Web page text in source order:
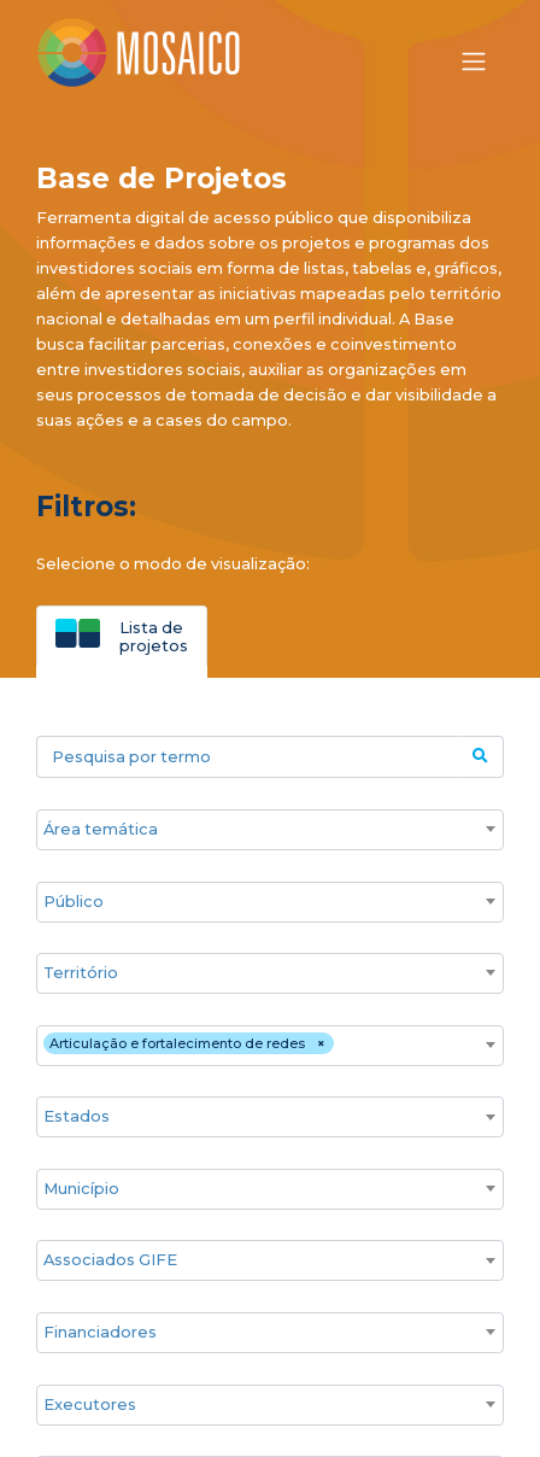
Base de Projetos
Ferramenta digital de acesso público que disponibiliza
informações e dados sobre os projetos e programas dos
investidores sociais em forma de listas, tabelas e, gráficos,
além de apresentar as iniciativas mapeadas pelo território
nacional e detalhadas em um perfil individual. A Base
busca facilitar parcerias, conexões e coinvestimento
entre investidores sociais, auxiliar as organizações em
seus processos de tomada de decisão e dar visibilidade a
suas ações e a cases do campo.
Filtros:
Selecione o modo de visualização:
Lista de
projetos
Pesquisa por termo
Áreas temáticas
Público
Territórios
Estratégia de atuação ×
Articulação e fortalecimento de redes
Estado
Cidade
Associados GIFE
Financiadores
Executores